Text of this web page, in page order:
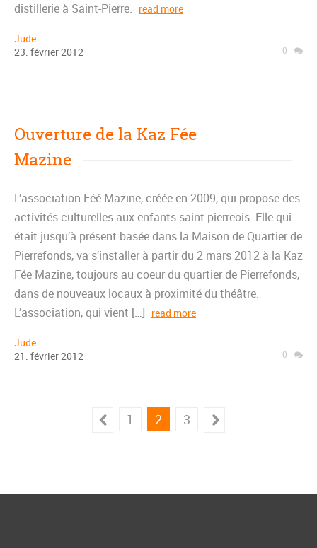
distillerie à Saint-Pierre. read more
Jude
23. février2012 0
Ouverture de la Kaz Fée
Mazine
L’association Féé Mazine, créée en 2009, qui propose des
activités culturelles aux enfants saint-pierreois. Elle qui
était jusqu’à présent basée dans la Maison de Quartier de
Pierrefonds, va s’installer à partir du 2 mars 2012 à la Kaz
Fée Mazine, toujours au coeur du quartier de Pierrefonds,
dans de nouveaux locaux à proximité du théâtre.
L’association, qui vient […] read more
Jude
21 . février2012 0
1 2 3